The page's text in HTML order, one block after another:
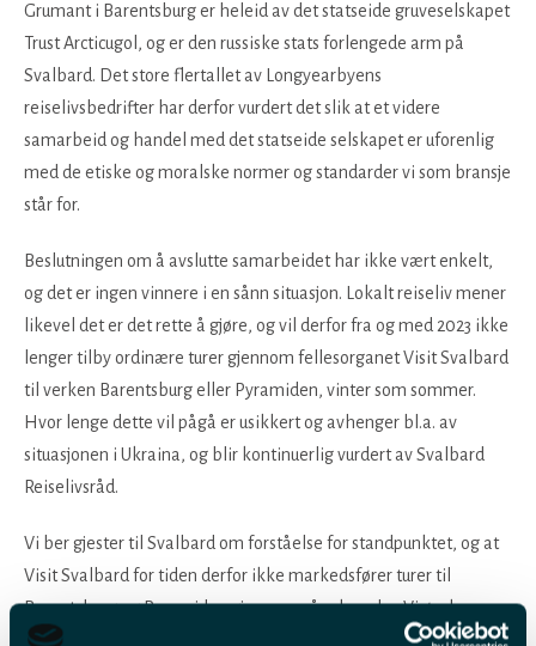
Grumant i Barentsburg er heleid av det statseide gruveselskapet
Trust Arcticugol, og er den russiske stats forlengede arm på
Svalbard. Det store flertallet av Longyearbyens
reiselivsbedrifter har derfor vurdert det slik at et videre
samarbeid og handel med det statseide selskapet er uforenlig
med de etiske og moralske normer og standarder vi som bransje
står for.
Beslutningen om å avslutte samarbeidet har ikke vært enkelt,
og det er ingen vinnere i en sånn situasjon. Lokalt reiseliv mener
likevel det er det rette å gjøre, og vil derfor fra og med 2023 ikke
lenger tilby ordinære turer gjennom fellesorganet Visit Svalbard
til verken Barentsburg eller Pyramiden, vinter som sommer.
Hvor lenge dette vil pågå er usikkert og avhenger bl.a. av
situasjonen i Ukraina, og blir kontinuerlig vurdert av Svalbard
Reiselivsråd.
Vi ber gjester til Svalbard om forståelse for standpunktet, og at
Visit Svalbard for tiden derfor ikke markedsfører turer til
Barentsburg og Pyramiden gjennom våre kanaler. Vi ønsker
likevel å understreke at Svalbards attraktivitet først og fremst